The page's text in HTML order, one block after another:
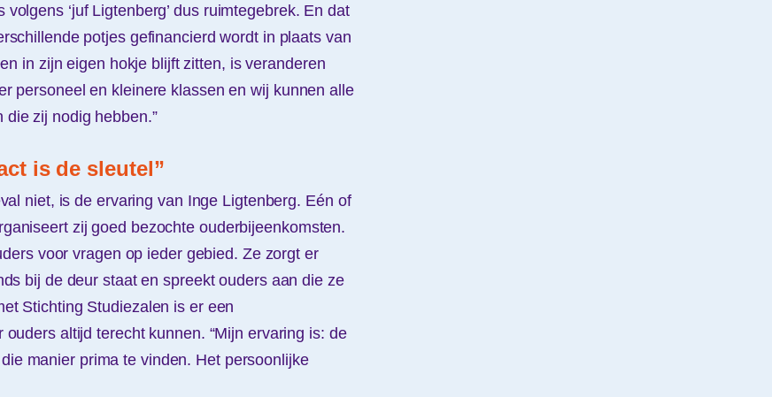
‘juf Ligtenberg’ dus ruimtegebrek. En dat
potjes gefinancierd wordt in plaats van
in zijn eigen hokje blijft zitten, is veranderen
personeel en kleinere klassen en wij kunnen alle
zij nodig hebben.”
is de sleutel”
niet, is de ervaring van Inge Ligtenberg. Eén of
zij goed bezochte ouderbijeenkomsten.
voor vragen op ieder gebied. Ze zorgt er
bij de deur staat en spreekt ouders aan die ze
Stichting Studiezalen is er een
altijd terecht kunnen. “Mijn ervaring is: de
manier prima te vinden. Het persoonlijke